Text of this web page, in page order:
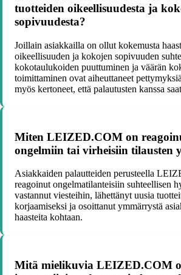
tuotteiden oikeellisuudesta ja
sopivuudesta?
Joillain asiakkailla on ollut kokemusta
oikeellisuuden ja kokojen sopivuuden
kokotaulukoiden puuttuminen ja väärän
toimittaminen ovat aiheuttaneet
myös kertoneet, että palautusten kanssa
Miten LEIZED.COM on
ongelmiin tai virheisiin tilausten
Asiakkaiden palautteiden perusteella
reagoinut ongelmatilanteisiin suhteellisen
vastannut viesteihin, lähettänyt uusia
korjaamiseksi ja osoittanut ymmärrystä
haasteita kohtaan.
Mitä mielikuvia LEIZED.COM